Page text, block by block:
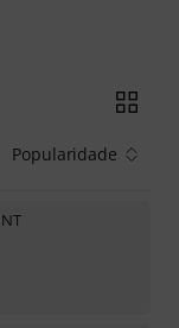
Popularidade